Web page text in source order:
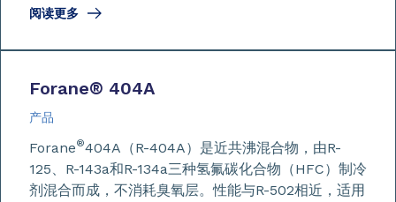
阅读更多
Forane® 404A
产品
Forane®404A（R-404A）是近共沸混合物，由R-
125、R-143a和R-134a三种氢氟碳化合物（HFC）制冷
剂混合而成，不消耗臭氧层。性能与R-502相近，适用